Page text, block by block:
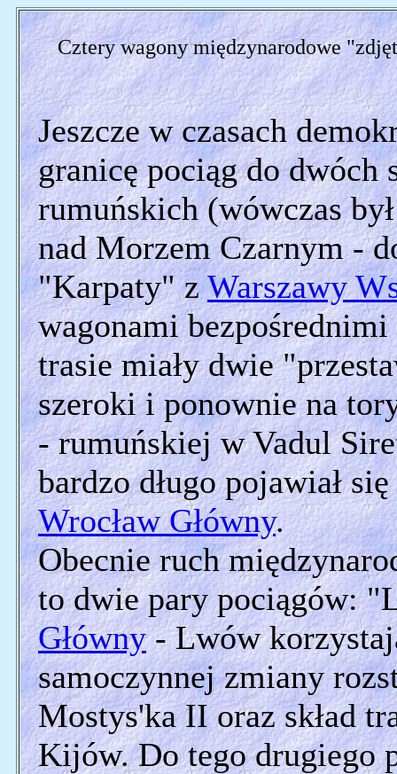
Cztery wagony międzynarodowe
Jeszcze w czasach
granicę pociąg do dwóch
rumuńskich (wówczas
nad Morzem Czarnym -
"Karpaty" zWarszawy
wagonami
trasie miały dwie
szeroki i ponownie na
- rumuńskiej w Vadul
bardzo długo pojawiał
Wrocław Główny.
Obecnie ruch
to dwie pary pociągów:
Główny- Lwów
samoczynnej zmiany
Mostys'ka II oraz skład
Kijów. Do tego drugiego